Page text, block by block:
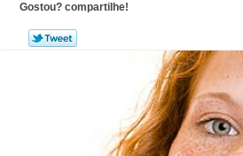
Gostou? compartilhe!